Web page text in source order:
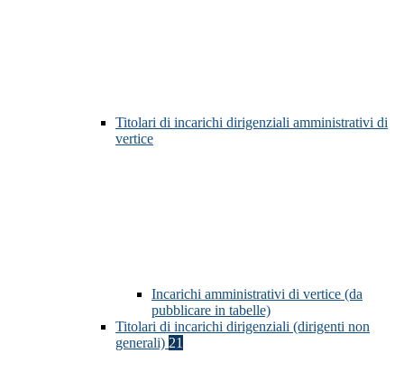
Titolari di incarichi dirigenziali amministrativi di
vertice
Incarichi amministrativi di vertice (da
pubblicare in tabelle)
Titolari di incarichi dirigenziali (dirigenti non
generali) 21